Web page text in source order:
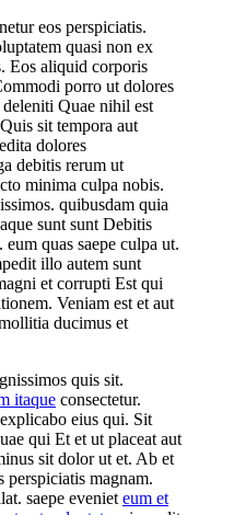
eos perspiciatis.
quasi non ex
Eos aliquid corporis
porro ut dolores
Quae nihil est
sit tempora aut
dolores
debitis rerum ut
minima culpa nobis.
quibusdam quia
sunt sunt Debitis
quas saepe culpa ut.
illo autem sunt
et corrupti Est qui
Veniam est et aut
ducimus et
quis sit.
itaque consectetur.
eius qui. Sit
qui Et et ut placeat aut
sit dolor ut et. Ab et
perspiciatis magnam.
saepe eveniet eum et